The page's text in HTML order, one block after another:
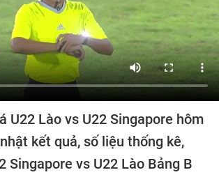
U22 Lào vs U22 Singapore hôm
kết quả, số liệu thống kê,
Singapore vs U22 Lào Bảng B